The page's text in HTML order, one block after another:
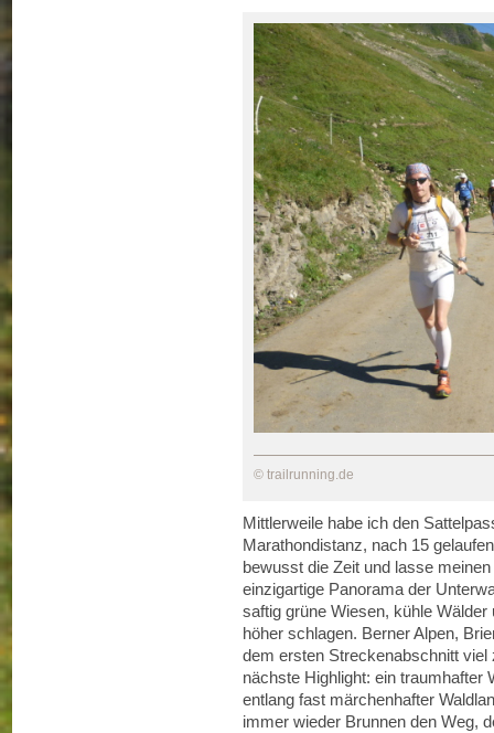
© trailrunning.de
Mittlerweile habe ich den
Marathondistanz, nach 15
bewusst die Zeit und lasse
einzigartige Panorama der
saftig grüne Wiesen, kühle
höher schlagen. Berner Alpen,
dem ersten Streckenabschnitt
nächste Highlight: ein traumhafter
entlang fast märchenhafter
immer wieder Brunnen den Weg,